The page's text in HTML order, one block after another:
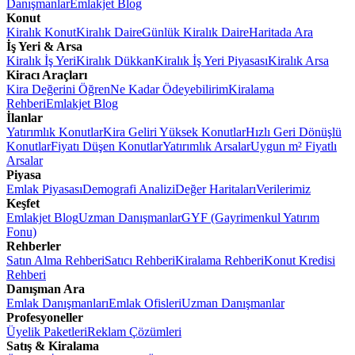
DanışmanlarEmlakjet Blog
Konut
Kiralık KonutKiralık DaireGünlük Kiralık DaireHaritada Ara
İş Yeri & Arsa
Kiralık İş YeriKiralık DükkanKiralık İş Yeri PiyasasıKiralık Arsa
Kiracı Araçları
Kira Değerini ÖğrenNe Kadar ÖdeyebilirimKiralama
RehberiEmlakjet Blog
İlanlar
Yatırımlık KonutlarKira Geliri Yüksek KonutlarHızlı Geri Dönüşlü
KonutlarFiyatı Düşen KonutlarYatırımlık ArsalarUygun m² Fiyatlı
Arsalar
Piyasa
Emlak PiyasasıDemografi AnaliziDeğer HaritalarıVerilerimiz
Keşfet
Emlakjet BlogUzman DanışmanlarGYF (Gayrimenkul Yatırım
Fonu)
Rehberler
Satın Alma RehberiSatıcı RehberiKiralama RehberiKonut Kredisi
Rehberi
Danışman Ara
Emlak DanışmanlarıEmlak OfisleriUzman Danışmanlar
Profesyoneller
Üyelik PaketleriReklam Çözümleri
Satış & Kiralama